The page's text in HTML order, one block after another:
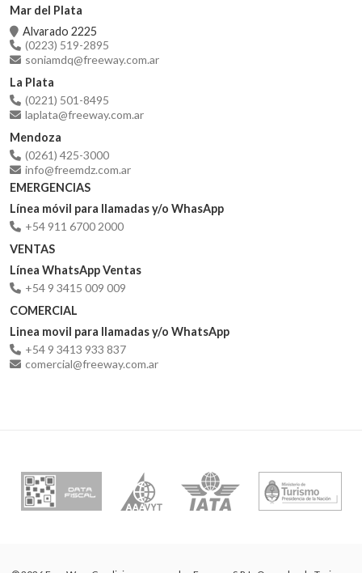
Mar del Plata
Alvarado 2225
(0223) 519-2895
soniamdq@freeway.com.ar
La Plata
(0221) 501-8495
laplata@freeway.com.ar
Mendoza
(0261) 425-3000
info@freemdz.com.ar
EMERGENCIAS
Línea móvil para llamadas y/o WhasApp
+54 911 6700 2000
VENTAS
Línea WhatsApp Ventas
+54 9 3415 009 009
COMERCIAL
Linea movil para llamadas y/o WhatsApp
+54 9 3413 933 837
comercial@freeway.com.ar